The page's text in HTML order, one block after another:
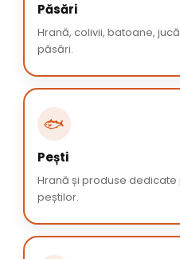
Păsări
Hrană, colivii, batoane,
păsări.
🐟
Pești
Hrană și produse
peștilor.